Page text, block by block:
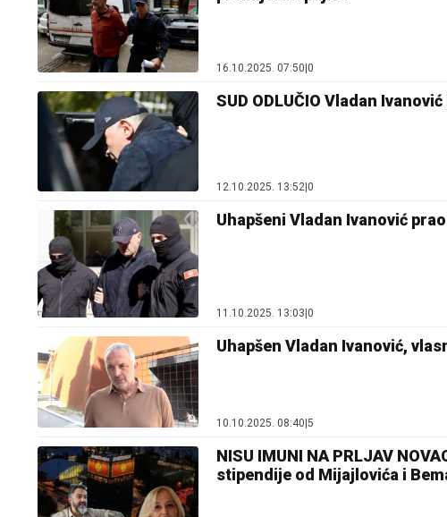
16.10.2025. 07:50 0
SUD ODLUČIO Vladan
12.10.2025. 13:52 0
Uhapšeni Vladan Ivanović
11.10.2025. 13:03 0
Uhapšen Vladan Ivanović,
10.10.2025. 08:40|5
NISU IMUNI NA PRLJAV
stipendije od Mijajlovića i